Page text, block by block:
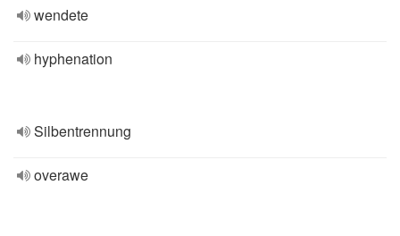
wendete
hyphenation
Silbentrennung
overawe